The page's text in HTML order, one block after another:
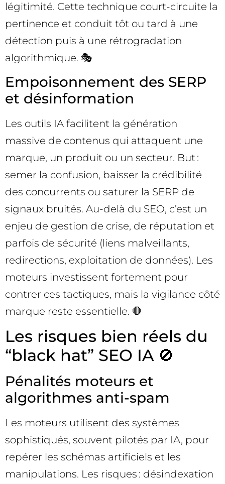
légitimité. Cette technique court-circuite la
pertinence et conduit tôt ou tard à une
détection puis à une rétrogradation
algorithmique. 🎭
Empoisonnement des SERP
et désinformation
Les outils IA facilitent la génération
massive de contenus qui attaquent une
marque, un produit ou un secteur. But :
semer la confusion, baisser la crédibilité
des concurrents ou saturer la SERP de
signaux bruités. Au-delà du SEO, c’est un
enjeu de gestion de crise, de réputation et
parfois de sécurité (liens malveillants,
redirections, exploitation de données). Les
moteurs investissent fortement pour
contrer ces tactiques, mais la vigilance côté
marque reste essentielle. 🛑
Les risques bien réels du
“black hat” SEO IA 🚫
Pénalités moteurs et
algorithmes anti-spam
Les moteurs utilisent des systèmes
sophistiqués, souvent pilotés par IA, pour
repérer les schémas artificiels et les
manipulations. Les risques : désindexation